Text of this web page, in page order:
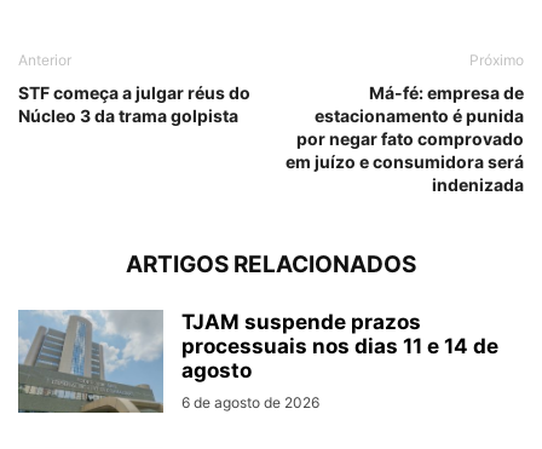
Anterior
STF começa a julgar réus do
Núcleo 3 da trama golpista
Próximo
Má-fé: empresa de
estacionamento é punida
por negar fato comprovado
em juízo e consumidora será
indenizada
ARTIGOS RELACIONADOS
TJAM suspende prazos
processuais nos dias 11 e 14 de
agosto
6 de agosto de 2026